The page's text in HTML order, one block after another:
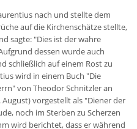
nach und stellte dem
auf die Kirchenschätze stellte,
sagte: "Dies ist der wahre
dessen wurde auch
schließlich auf einem Rost zu
wird in einem Buch "Die
von Theodor Schnitzler an
vorgestellt als "Diener der
noch im Sterben zu Scherzen
wird berichtet, dass er während